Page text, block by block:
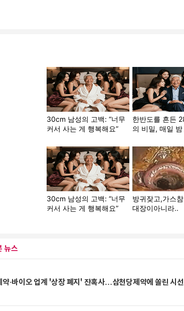
뉴스
약·바이오 업계 '상장 폐지' 잔혹사…삼천당제약에 쏠린 시선